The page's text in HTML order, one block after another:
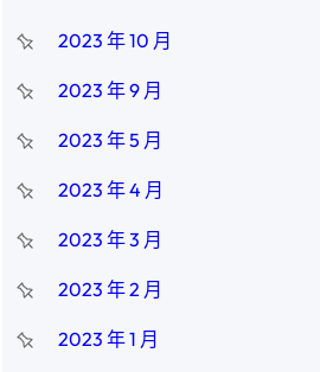
2023 年 10 月
2023 年 9 月
2023 年 5 月
2023 年 4 月
2023 年 3 月
2023 年 2 月
2023 年 1 月